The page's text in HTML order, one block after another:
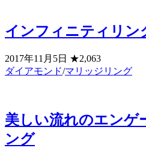
インフィニティリン
2017年11月5日 ★2,063
ダイアモンド/マリッジリング
美しい流れのエンゲ
ング